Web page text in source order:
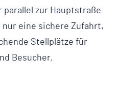
parallel zur Hauptstraße
eine sichere Zufahrt,
Stellplätze für
Besucher.